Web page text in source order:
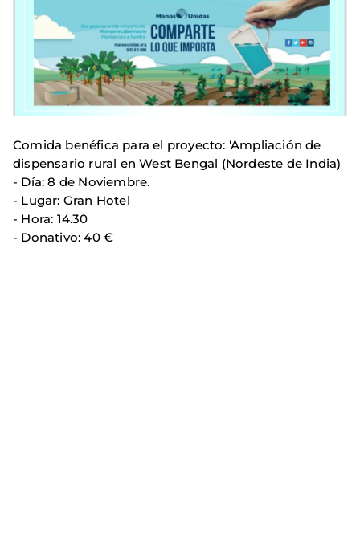
Comida benéfica para el proyecto: 'Ampliación de
dispensario rural en West Bengal (Nordeste de India)
- Día: 8 de Noviembre.
- Lugar: Gran Hotel
- Hora: 14.30
- Donativo: 40 €